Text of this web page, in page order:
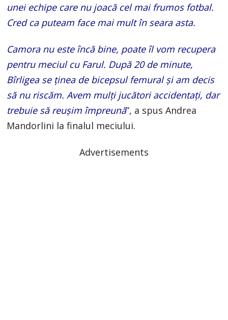
unei echipe care nu joacă cel mai frumos fotbal.
Cred ca puteam face mai mult în seara asta.
Camora nu este încă bine, poate îl vom recupera
pentru meciul cu Farul. După 20 de minute,
Bîrligea se ținea de bicepsul femural și am decis
să nu riscăm. Avem mulți jucători accidentați, dar
trebuie să reușim împreună”, a spus Andrea
Mandorlini la finalul meciului.
Advertisements